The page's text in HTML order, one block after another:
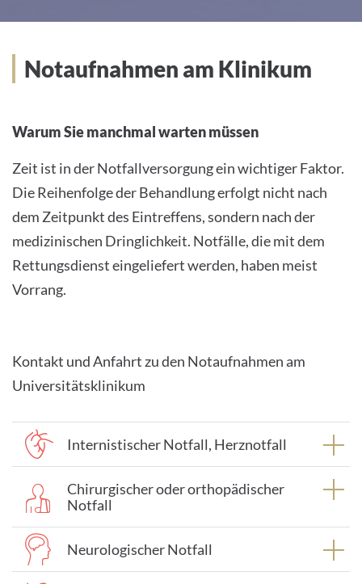
Notaufnahmen am Klinikum
Warum Sie manchmal warten müssen
Zeit ist in der Notfallversorgung ein wichtiger Faktor.
Die Reihenfolge der Behandlung erfolgt nicht nach
dem Zeitpunkt des Eintreffens, sondern nach der
medizinischen Dringlichkeit. Notfälle, die mit dem
Rettungsdienst eingeliefert werden, haben meist
Vorrang.
Kontakt und Anfahrt zu den Notaufnahmen am
Universitätsklinikum
Internistischer Notfall, Herznotfall
Chirurgischer oder orthopädischer
Notfall
Neurologischer Notfall